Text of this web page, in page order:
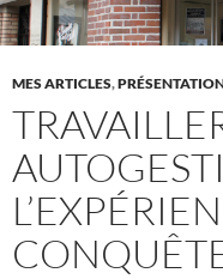
MES ARTICLES,